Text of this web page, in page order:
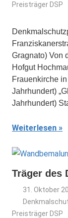
Preisträger DSP
Gragnato) Von
Hofgut
Frauenkirche
Jahrhundert)
Jahrhundert)
Weiterlesen
Träger des
31. Oktober
Preisträger DSP